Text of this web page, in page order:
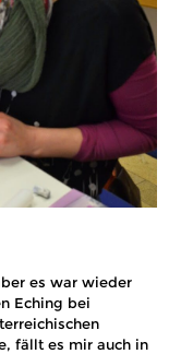
es war wieder
Eching bei
fällt es mir auch in